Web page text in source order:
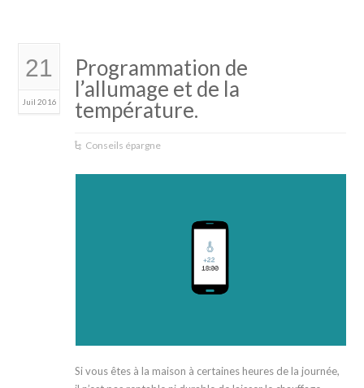
21
Juil 2016
Programmation de
l’allumage et de la
température.
Conseils épargne
Si vous êtes à la maison à certaines heures de la journée,